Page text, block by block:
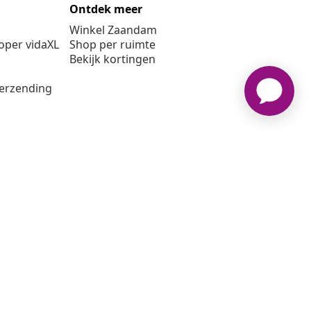
vidaXL
Ontdek meer
Winkel Zaandam
Shop per ruimte
Bekijk kortingen